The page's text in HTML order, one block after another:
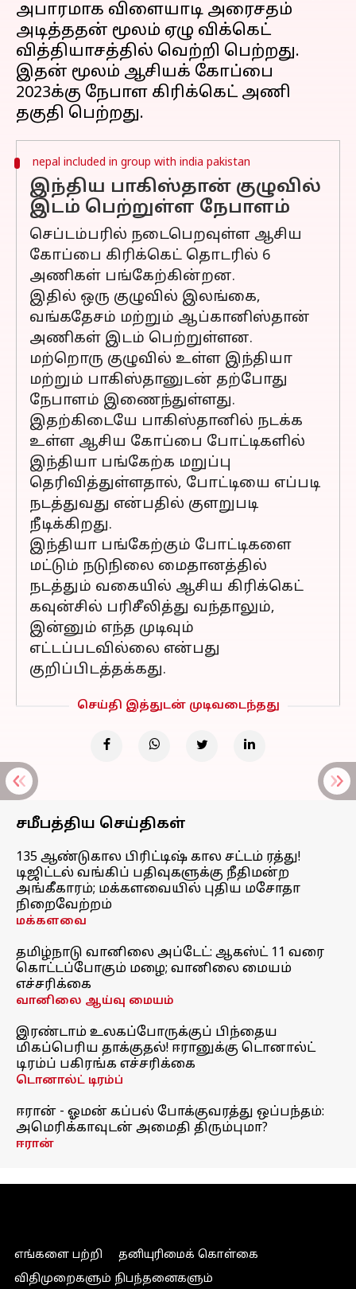
அபாரமாக விளையாடி அரைசதம்
அடித்ததன் மூலம் ஏழு விக்கெட்
வித்தியாசத்தில் வெற்றி பெற்றது.
இதன் மூலம் ஆசியக் கோப்பை
2023க்கு நேபாள கிரிக்கெட் அணி
nepal included in group with india pakistan
இந்திய பாகிஸ்தான் குழுவில்
இடம் பெற்றுள்ள நேபாளம்
செப்டம்பரில் நடைபெறவுள்ள ஆசிய
கோப்பை கிரிக்கெட் தொடரில் 6
அணிகள் பங்கேற்கின்றன.
இதில் ஒரு குழுவில் இலங்கை,
வங்கதேசம் மற்றும் ஆப்கானிஸ்தான்
அணிகள் இடம் பெற்றுள்ளன.
மற்றொரு குழுவில் உள்ள இந்தியா
மற்றும் பாகிஸ்தானுடன் தற்போது
நேபாளம் இணைந்துள்ளது.
இதற்கிடையே பாகிஸ்தானில் நடக்க
உள்ள ஆசிய கோப்பை போட்டிகளில்
இந்தியா பங்கேற்க மறுப்பு
தெரிவித்துள்ளதால், போட்டியை எப்படி
நடத்துவது என்பதில் குளறுபடி
நீடிக்கிறது.
இந்தியா பங்கேற்கும் போட்டிகளை
மட்டும் நடுநிலை மைதானத்தில்
நடத்தும் வகையில் ஆசிய கிரிக்கெட்
கவுன்சில் பரிசீலித்து வந்தாலும்,
இன்னும் எந்த முடிவும்
எட்டப்படவில்லை என்பது
குறிப்பிடத்தக்கது.
செய்தி இத்துடன் முடிவடைந்தது
சமீபத்திய செய்திகள்
135 ஆண்டுகால பிரிட்டிஷ் கால சட்டம் ரத்து!
டிஜிட்டல் வங்கிப் பதிவுகளுக்கு நீதிமன்ற
அங்கீகாரம்; மக்களவையில் புதிய மசோதா
நிறைவேற்றம்
மக்களவை
தமிழ்நாடு வானிலை அப்டேட்: ஆகஸ்ட் 11 வரை
கொட்டப்போகும் மழை; வானிலை மையம்
எச்சரிக்கை
வானிலை ஆய்வு மையம்
இரண்டாம் உலகப்போருக்குப் பிந்தைய
மிகப்பெரிய தாக்குதல்! ஈரானுக்கு டொனால்ட்
டிரம்ப் பகிரங்க எச்சரிக்கை
டொனால்ட் டிரம்ப்
ஈரான் - ஓமன் கப்பல் போக்குவரத்து ஒப்பந்தம்:
அமெரிக்காவுடன் அமைதி திரும்புமா?
ஈரான்
எங்களை பற்றி
தனியுரிமைக் கொள்கை
விதிமுறைகளும் நிபந்தனைகளும்